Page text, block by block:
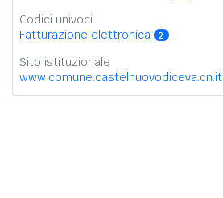
Codici univoci
Fatturazione elettronica
2
Sito istituzionale
www.comune.castelnuovodiceva.cn.it